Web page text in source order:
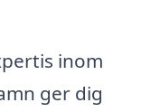
inom
ger dig